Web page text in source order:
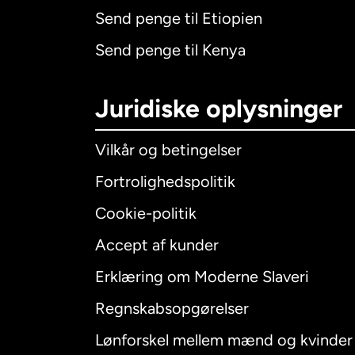
Send penge til Etiopien
Send penge til Kenya
Juridiske oplysninger
Vilkår og betingelser
Fortrolighedspolitik
Cookie-politik
Accept af kunder
Erklæring om Moderne Slaveri
Regnskabsopgørelser
Lønforskel mellem mænd og kvinder
Australien